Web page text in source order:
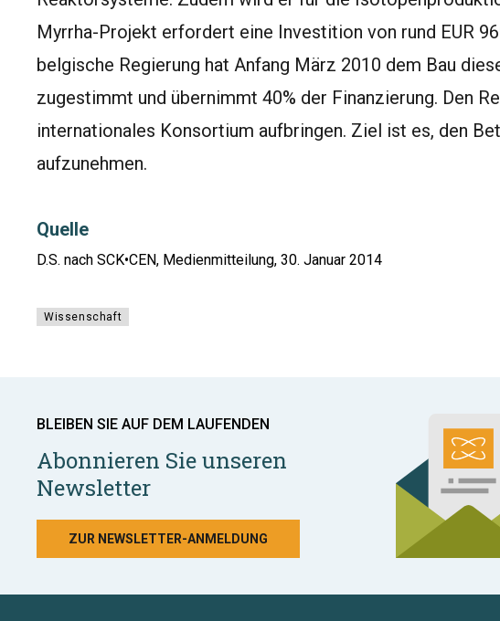
Myrrha-Projekt erfordert eine Investition von rund EUR
belgische Regierung hat Anfang März 2010 dem Bau
zugestimmt und übernimmt 40% der Finanzierung. Den
internationales Konsortium aufbringen. Ziel ist es, den
aufzunehmen.
Quelle
D.S. nach SCK•CEN, Medienmitteilung, 30. Januar 2014
Wissenschaft
BLEIBEN SIE AUF DEM LAUFENDEN
Abonnieren Sie unseren
Newsletter
ZUR NEWSLETTER-ANMELDUNG